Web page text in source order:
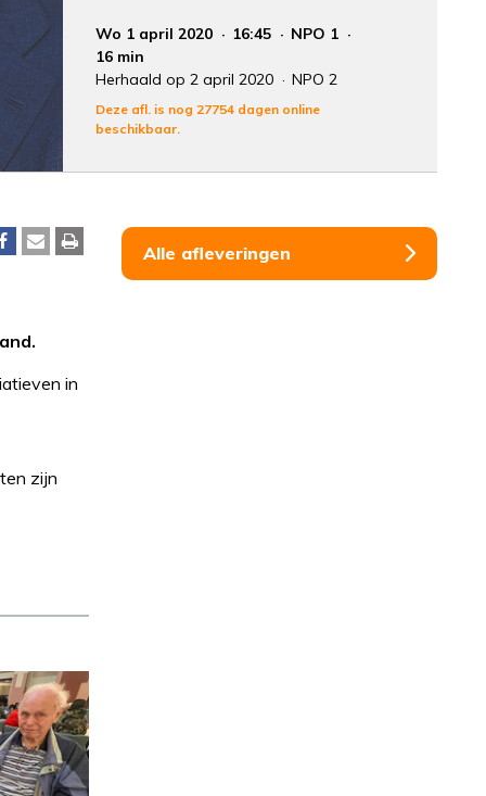
Wo 1 april 2020 16:45
NPO 1
16 min
Herhaald op 2 april 2020
NPO 2
Deze afl. is nog 27754 dagen online
beschikbaar.
in
zijn
Alle afleveringen